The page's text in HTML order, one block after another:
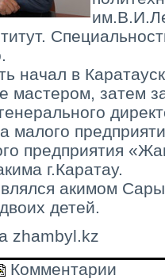
начал в
мастером, затем
малого
предприятия
г.Каратау.
акимом
детей.
zhambyl.kz
Комментарии